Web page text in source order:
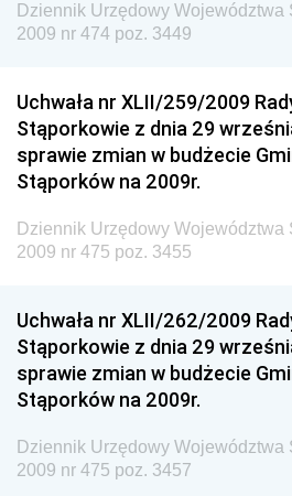
Dziennik Urzędowy Ministra
Inspektora Ochrony Środowiska
Dziennik Urzędowy
Narodowego i Sportu
Dziennik Urzędowy Ministra
Dziennik Urzędowy Ministra
Dziennik Urzędowy Ministra
Narodowego i Sportu
Dziennik Urzędowy Ministra
Społecznej
Dziennik Urzędowy Komendy
Granicznej
Dziennik Urzędowy Województwa
2009 nr 474 poz. 3449
Uchwała nr XLII/259/2009
Stąporkowie z dnia 29
sprawie zmian w budżecie
Stąporków na 2009r.
Dziennik Urzędowy Województwa
2009 nr 475 poz. 3455
Uchwała nr XLII/262/2009
Stąporkowie z dnia 29
sprawie zmian w budżecie
Stąporków na 2009r.
Dziennik Urzędowy Województwa
2009 nr 475 poz. 3457